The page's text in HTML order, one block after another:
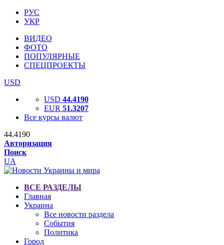
РУС
УКР
ВИДЕО
ФОТО
ПОПУЛЯРНЫЕ
СПЕЦПРОЕКТЫ
USD
USD 44.4190
EUR 51.3207
Все курсы валют
44.4190
Авторизация
Поиск
UA
ВСЕ РАЗДЕЛЫ
Главная
Украина
Все новости раздела
События
Политика
Город